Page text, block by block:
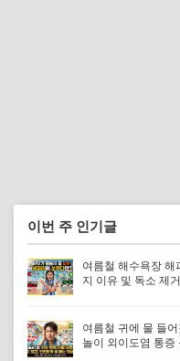
이번 주 인기글
여름철 해수욕장 해
지 이유 및 독소 제
여름철 귀에 물 들
놀이 외이도염 통증